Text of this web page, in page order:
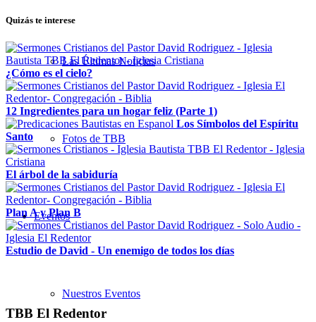
Las Últimas Noticias
Fotos de TBB
Eventos
Nuestros Eventos
Quizás te interese
¿Cómo es el cielo?
12 Ingredientes para un hogar feliz (Parte 1)
Los Símbolos del Espíritu
Santo
El árbol de la sabiduría
Plan A y Plan B
Estudio de David - Un enemigo de todos los días
TBB El Redentor